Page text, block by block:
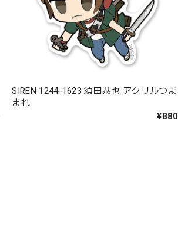
SIREN 1244-1623 須田恭也 アクリルつま
まれ
¥880